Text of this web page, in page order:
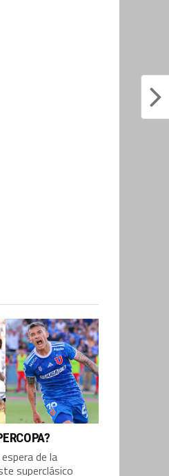
de la
superclásico